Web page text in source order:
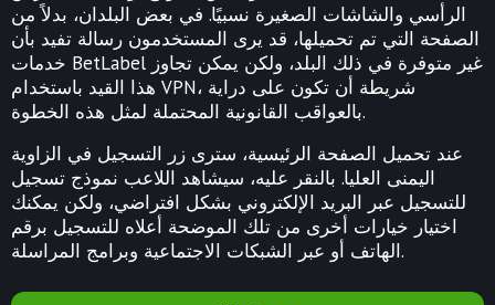
الرأسي والشاشات الصغيرة نسبيًا. في بعض البلدان، بدلاً من
الصفحة التي تم تحميلها، قد يرى المستخدمون رسالة تفيد بأن
خدمات BetLabel غير متوفرة في ذلك البلد، ولكن يمكن تجاوز
هذا القيد باستخدام VPN، شريطة أن تكون على دراية
بالعواقب القانونية المحتملة لمثل هذه الخطوة.
عند تحميل الصفحة الرئيسية، سترى زر التسجيل في الزاوية
اليمنى العليا. بالنقر عليه، سيشاهد اللاعب نموذج تسجيل
للتسجيل عبر البريد الإلكتروني بشكل افتراضي، ولكن يمكنك
اختيار خيارات أخرى من تلك الموضحة أعلاه للتسجيل برقم
الهاتف أو عبر الشبكات الاجتماعية وبرامج المراسلة.